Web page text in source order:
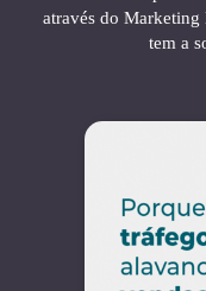
através do
tem a